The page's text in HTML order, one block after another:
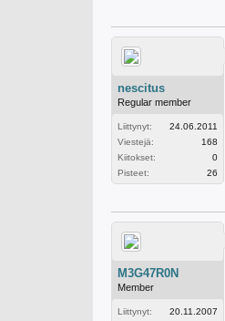
nescitus
Regular member
Liittynyt:
24.06.2011
Viestejä:
168
Kiitokset:
0
Pisteet:
26
M3G47R0N
Member
Liittynyt:
20.11.2007